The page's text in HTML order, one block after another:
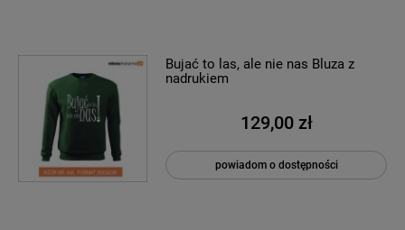
Bujać to las, ale nie nas Bluza z
nadrukiem
129,00 zł
powiadom o dostępności